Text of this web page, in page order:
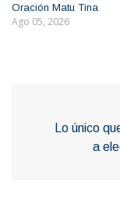
Oración Matu Tina
Ago 05, 2026
Lo único
a